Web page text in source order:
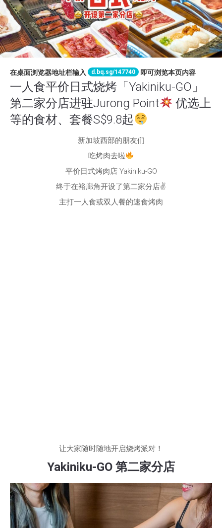
在桌面浏览器地址栏输入 d.bq.sg/147740 即可浏览本页内容
一人食平价日式烧烤「Yakiniku-GO」
第二家分店进驻Jurong Point
优选上
等的食材、套餐S$9.8起
新加坡西部的朋友们
吃烤肉去啦
平价日式烤肉店 Yakiniku-GO
终于在裕廊角开设了第二家分店✌️
主打一人食或双人餐的速食烤肉
让大家随时随地开启烧烤派对！
Yakiniku-GO 第二家分店